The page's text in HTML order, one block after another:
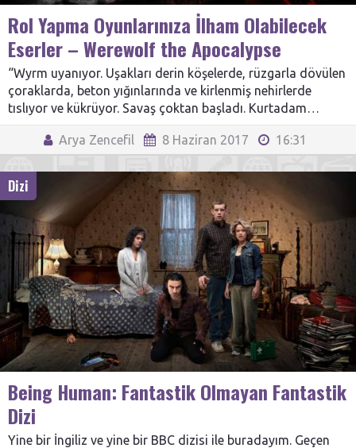
Rol Yapma Oyunlarınıza İlham Olabilecek
Eserler – Werewolf the Apocalypse
“Wyrm uyanıyor. Uşakları derin köşelerde, rüzgarla dövülen
çoraklarda, beton yığınlarında ve kirlenmiş nehirlerde
tıslıyor ve kükrüyor. Savaş çoktan başladı. Kurtadam…
Arya Zencefil 8 Haziran 2017 16:31
Dizi
Being Human: Fantastik Olmayan Fantastik
Dizi
Yine bir İngiliz ve yine bir BBC dizisi ile buradayım. Geçen